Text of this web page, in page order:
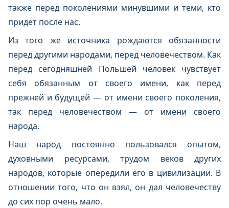
также перед поколениями минувшими и теми, кто
придет после нас.
Из того же источника рождаются обязанности
перед другими народами, перед человечеством. Как
перед сегодняшней Польшей человек чувствует
себя обязанным от своего имени, как перед
прежней и будущей — от имени своего поколения,
так перед человечеством — от имени своего
народа.
Наш народ постоянно пользовался опытом,
духовными ресурсами, трудом веков других
народов, которые опередили его в цивилизации. В
отношении того, что он взял, он дал человечеству
до сих пор очень мало.